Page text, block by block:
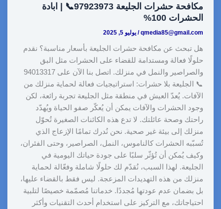
مكافحة حشرات الجليعة 97923973📞 | ابادة
الحشرات 100%
qmedia85@gmail.com
/يوليو 5, 2025
هل تبحث عن مكافحة حشرات الجليعة بأسعار مناسبة؟ نقدم
حلولًا فعالة ومستدامة للقضاء على الحشرات مثل البق
والصراصير والنمل في منزلك. اتصل بنا الآن على 94013317
📞 الجليعة بلا حشرات: استراتيجيات فعالة لحماية منزلك من
الآفات. يُعدّ العيش في منطقة مثل الجليعة تجربة رائعة، لكن
وجود الحشرات والآفات يمكن أن يُعكّر صفو الحياة ويُهدّد
راحتك وصحة عائلتك. لا تدع هذه الكائنات الصغيرة تُحوّل
منزلك إلى بيئة غير صحية. نحن نُدرك تمامًا الإزعاج الذي
تُسبّبه الحشرات كالناموس، النمل، الصراصير، وحتى الفئران،
وكيف يُمكن أن تُؤثّر سلبًا على جودة حياتك اليومية في
الجليعة. لهذا السبب، نُقدّم لك حلولًا شاملة وفعّالة لحماية
منزلك من هذه التهديدات المزعجة. ليس فقط بالقضاء عليها،
بل بضمان عدم عودتها مُجددًا. خدماتنا مُصمّمة خصيصًا لتلبية
احتياجاتك، مع التركيز على استخدام أحدث التقنيات وأكثر